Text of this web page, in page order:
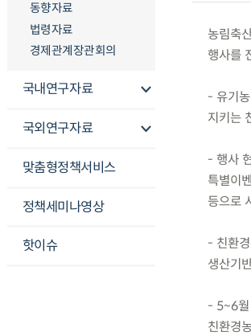
동향자료
법령자료
경제관계장관회의
국내연구자료
국외연구자료
맞춤형정책서비스
정책세미나영상
핫이슈
농림축
행사를
- 유기
지키는
- 행사
특별이
등으로
- 친환
생산기
- 5~6월
친환경